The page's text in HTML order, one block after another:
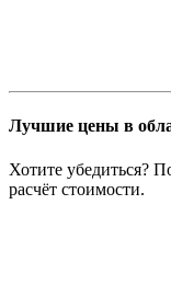
Лучшие цены в
Хотите убедиться?
расчёт стоимости.